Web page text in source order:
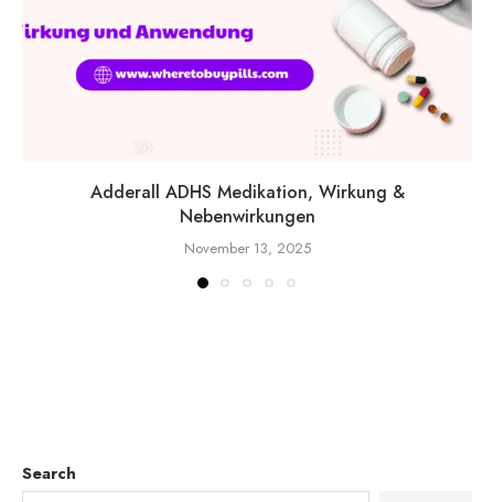
Adderall ADHS Medikation, Wirkung &
Nebenwirkungen
November 13, 2025
Search